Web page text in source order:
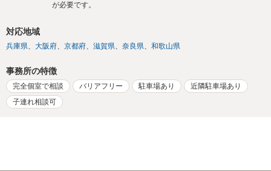
が必要です。
対応地域
兵庫県 大阪府 京都府 滋賀県 奈良県 和歌山県
事務所の特徴
完全個室で相談 バリアフリー 駐車場あり
近隣駐車場あり
子連れ相談可